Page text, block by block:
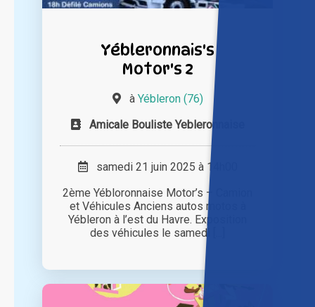
Yébleronnais's
Motor's 2
à Yébleron (76)
Amicale Bouliste Yebleronnaise
samedi 21 juin 2025 à 14h00
2ème Yébloronnaise Motor’s – Camion
et Véhicules Anciens autos motos à
Yébleron à l’est du Havre. Exposition
des véhicules le samedi [...]